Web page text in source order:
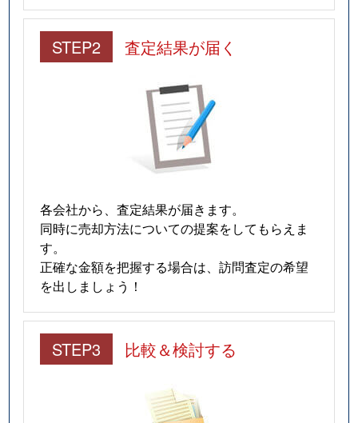
STEP2 査定結果が届く
各会社から、査定結果が届きます。
同時に売却方法についての提案をしてもらえま
す。
正確な金額を把握する場合は、訪問査定の希望
を出しましょう！
STEP3 比較＆検討する